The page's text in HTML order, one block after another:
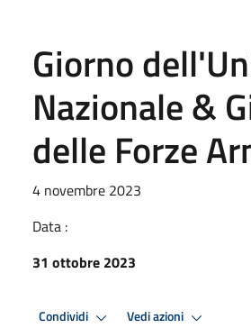
Giorno
Nazionale &
delle Forze
4 novembre 2023
Data :
31 ottobre 2023
Condividi Vedi azioni